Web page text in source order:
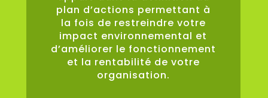
plan d’actions permettant à
la fois de restreindre votre
impact environnemental et
d’améliorer le fonctionnement
et la rentabilité de votre
organisation.